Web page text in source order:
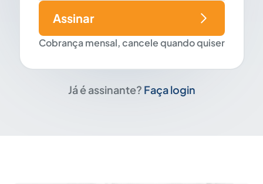
Cobrança mensal, cancele quando quiser
Assinar
Já é assinante? Faça login